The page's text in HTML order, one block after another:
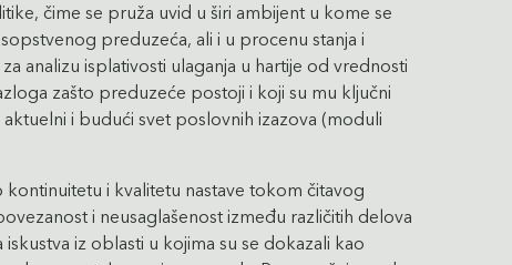
čime se pruža uvid u širi ambijent u kome se
preduzeća, ali i u procenu stanja i
analizu isplativosti ulaganja u hartije od vrednosti
zašto preduzeće postoji i koji su mu ključni
i budući svet poslovnih izazova (moduli
i kvalitetu nastave tokom čitavog
i neusaglašenost između različitih delova
iz oblasti u kojima su se dokazali kao